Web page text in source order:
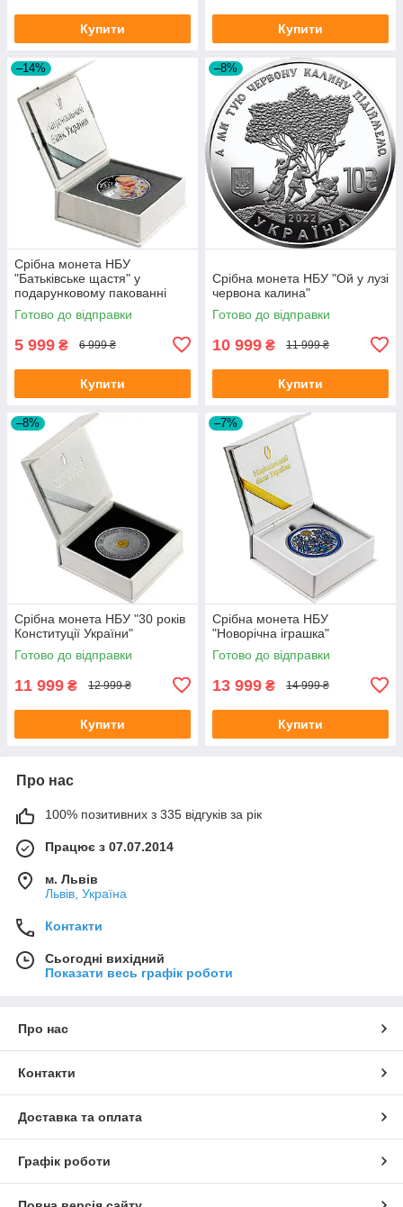
Купити Купити
–14%
Срібна монета НБУ
"Батьківське щастя" у
подарунковому пакованні
Готово до відправки
5 999 ₴ 6 999 ₴
Купити
–8%
Срібна монета НБУ "Ой у лузі
червона калина"
Готово до відправки
10 999 ₴ 11 999 ₴
Купити
–8%
Срібна монета НБУ "30 років
Конституції України"
Готово до відправки
11 999 ₴ 12 999 ₴
Купити
–7%
Срібна монета НБУ
"Новорічна іграшка"
Готово до відправки
13 999 ₴ 14 999 ₴
Купити
Про нас
100% позитивних з 335 відгуків за рік
Працює з 07.07.2014
м. Львів
Львів, Україна
Контакти
Сьогодні вихідний
Показати весь графік роботи
Про нас
Контакти
Доставка та оплата
Графік роботи